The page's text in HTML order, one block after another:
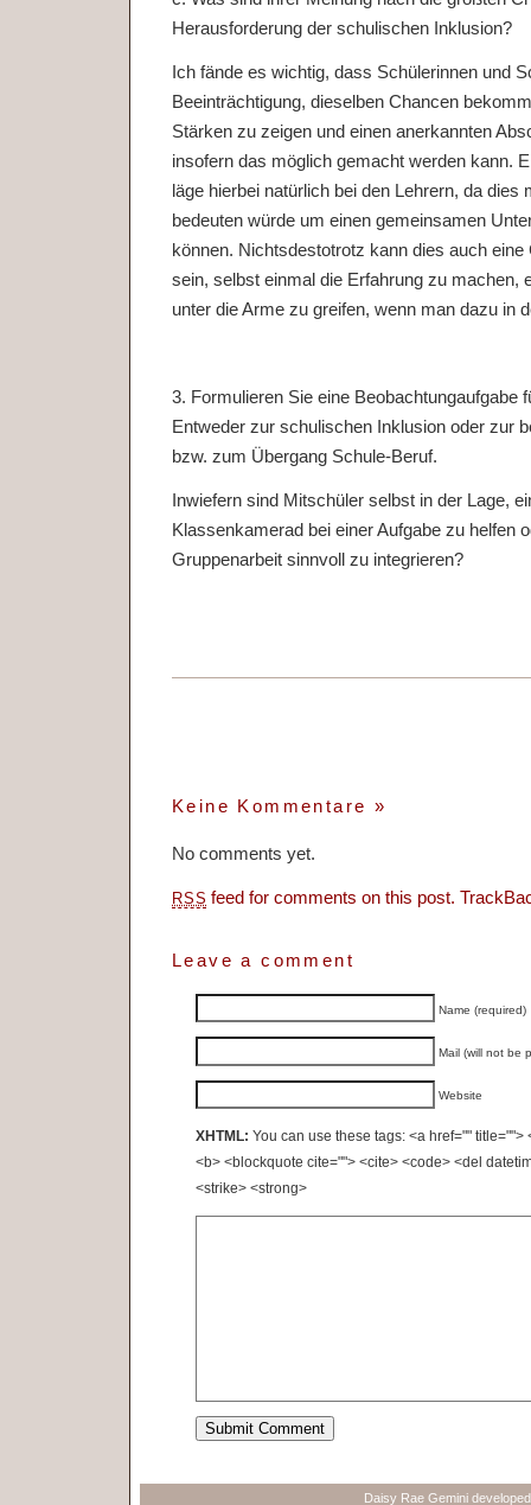
Herausforderung der schulischen Inklusion?
Ich fände es wichtig, dass Schülerinnen und
Beeinträchtigung, dieselben Chancen
Stärken zu zeigen und einen anerkannten
insofern das möglich gemacht werden kann.
läge hierbei natürlich bei den Lehrern, da dies
bedeuten würde um einen gemeinsamen
können. Nichtsdestotrotz kann dies auch
sein, selbst einmal die Erfahrung zu machen,
unter die Arme zu greifen, wenn man dazu in
3. Formulieren Sie eine Beobachtungaufgabe
Entweder zur schulischen Inklusion oder zur
bzw. zum Übergang Schule-Beruf.
Inwiefern sind Mitschüler selbst in der Lage,
Klassenkamerad bei einer Aufgabe zu helfen
Gruppenarbeit sinnvoll zu integrieren?
Keine Kommentare »
No comments yet.
RSS feed for comments on this post.
Leave a comment
Name (required)
Mail (will not be
Website
XHTML: You can use these tags: <a href=""
<b> <blockquote cite=""> <cite> <code> <del
<strike> <strong>
Daisy Rae Gemini